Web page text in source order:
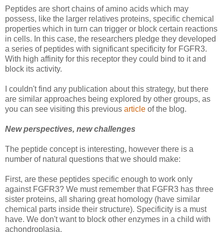
Peptides are short chains of amino acids which may
possess, like the larger relatives proteins, specific chemical
properties which in turn can trigger or block certain reactions
in cells. In this case, the researchers pledge they developed
a series of peptides with significant specificity for FGFR3.
With high affinity for this receptor they could bind to it and
block its activity.
I couldn't find any publication about this strategy, but there
are similar approaches being explored by other groups, as
you can see visiting this previous article of the blog.
New perspectives, new challenges
The peptide concept is interesting, however there is a
number of natural questions that we should make:
First, are these peptides specific enough to work only
against FGFR3? We must remember that FGFR3 has three
sister proteins, all sharing great homology (have similar
chemical parts inside their structure). Specificity is a must
have. We don't want to block other enzymes in a child with
achondroplasia.